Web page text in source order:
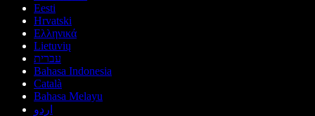
Eesti
Hrvatski
Ελληνικά
Lietuvių
עברית
Bahasa Indonesia
Català
Bahasa Melayu
اردو